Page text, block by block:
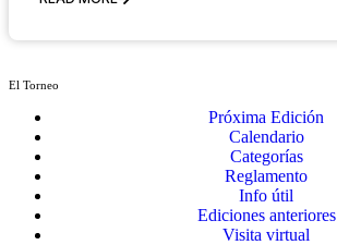
El Torneo
Próxima Edición
Calendario
Categorías
Reglamento
Info útil
Ediciones anteriores
Visita virtual